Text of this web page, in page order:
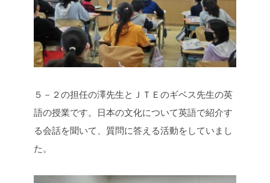
５－２の担任の澤先生とＪＴＥのギベス先生の英
語の授業です。日本の文化について英語で紹介す
る会話を聞いて、質問に答える活動をしていまし
た。